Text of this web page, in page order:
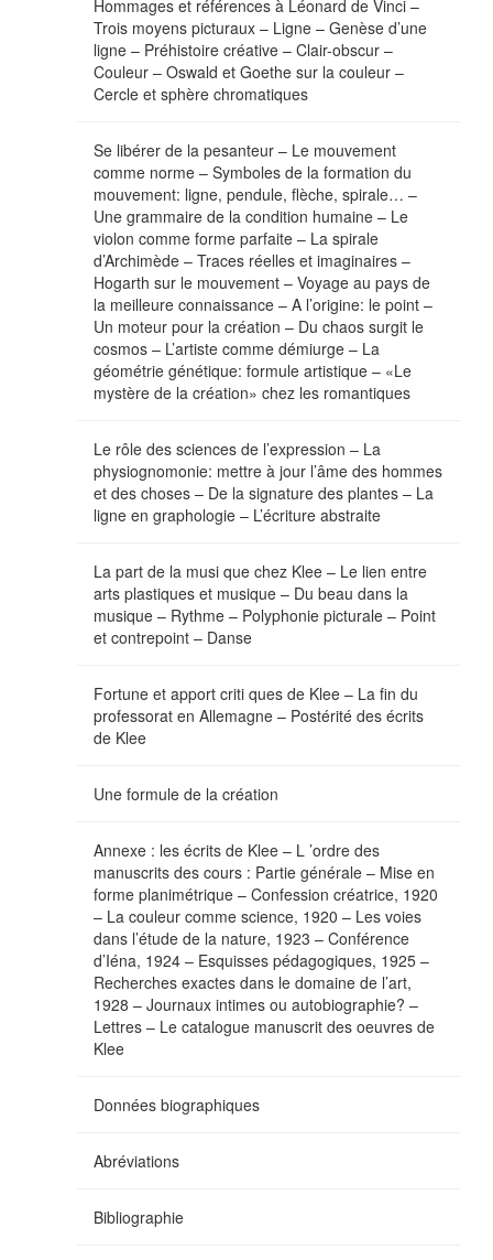
Hommages et références à Léonard de Vinci –
Trois moyens picturaux – Ligne – Genèse d’une
ligne – Préhistoire créative – Clair-obscur –
Couleur – Oswald et Goethe sur la couleur –
Cercle et sphère chromatiques
Se libérer de la pesanteur – Le mouvement
comme norme – Symboles de la formation du
mouvement: ligne, pendule, flèche, spirale… –
Une grammaire de la condition humaine – Le
violon comme forme parfaite – La spirale
d’Archimède – Traces réelles et imaginaires –
Hogarth sur le mouvement – Voyage au pays de
la meilleure connaissance – A l’origine: le point –
Un moteur pour la création – Du chaos surgit le
cosmos – L’artiste comme démiurge – La
géométrie génétique: formule artistique – «Le
mystère de la création» chez les romantiques
Le rôle des sciences de l’expression – La
physiognomonie: mettre à jour l’âme des hommes
et des choses – De la signature des plantes – La
ligne en graphologie – L’écriture abstraite
La part de la musi que chez Klee – Le lien entre
arts plastiques et musique – Du beau dans la
musique – Rythme – Polyphonie picturale – Point
et contrepoint – Danse
Fortune et apport criti ques de Klee – La fin du
professorat en Allemagne – Postérité des écrits
de Klee
Une formule de la création
Annexe : les écrits de Klee – L ’ordre des
manuscrits des cours : Partie générale – Mise en
forme planimétrique – Confession créatrice, 1920
– La couleur comme science, 1920 – Les voies
dans l’étude de la nature, 1923 – Conférence
d’Iéna, 1924 – Esquisses pédagogiques, 1925 –
Recherches exactes dans le domaine de l’art,
1928 – Journaux intimes ou autobiographie? –
Lettres – Le catalogue manuscrit des oeuvres de
Klee
Données biographiques
Abréviations
Bibliographie